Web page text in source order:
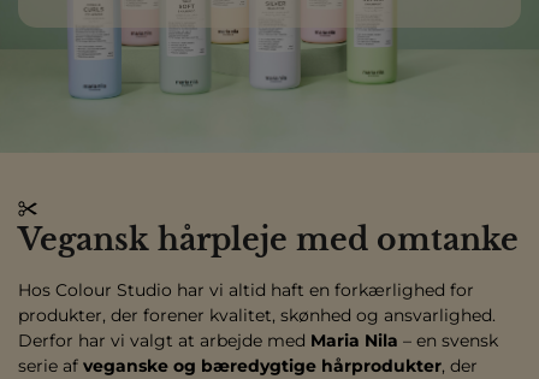
Vegansk hårpleje med omtanke
Hos Colour Studio har vi altid haft en forkærlighed for
produkter, der forener kvalitet, skønhed og ansvarlighed.
Derfor har vi valgt at arbejde med Maria Nila – en svensk
serie af veganske og bæredygtige hårprodukter, der